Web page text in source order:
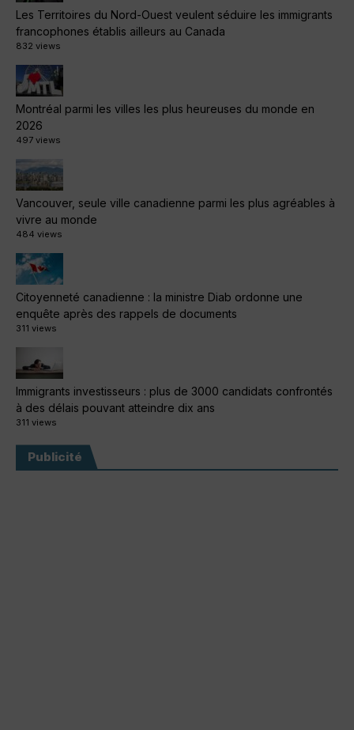
Les Territoires du Nord-Ouest veulent séduire les immigrants
francophones établis ailleurs au Canada
832 views
Montréal parmi les villes les plus heureuses du monde en
2026
497 views
Vancouver, seule ville canadienne parmi les plus agréables à
vivre au monde
484 views
Citoyenneté canadienne : la ministre Diab ordonne une
enquête après des rappels de documents
311 views
Immigrants investisseurs : plus de 3000 candidats confrontés
à des délais pouvant atteindre dix ans
311 views
Publicité